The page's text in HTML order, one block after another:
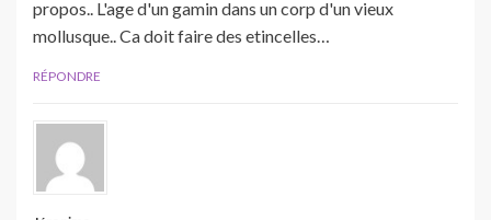
propos.. L'age d'un gamin dans un corp d'un vieux
mollusque.. Ca doit faire des etincelles…
RÉPONDRE